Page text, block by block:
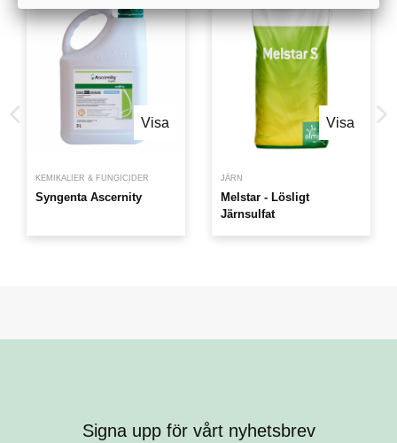
Visa
KEMIKALIER & FUNGICIDER
Syngenta Ascernity
Visa
JÄRN
Melstar - Lösligt
Järnsulfat
Signa upp för vårt nyhetsbrev